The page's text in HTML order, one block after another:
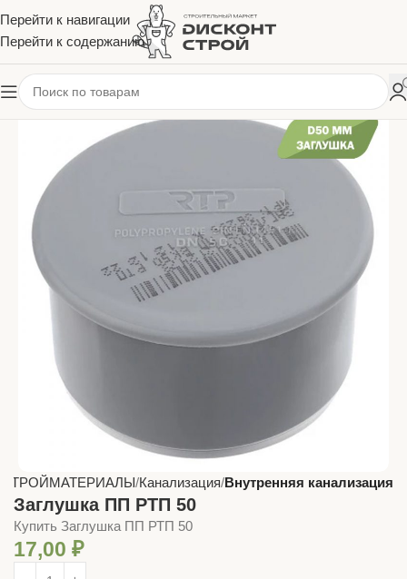
Перейти к навигации
Перейти к содержанию
СТРОЙМАТЕРИАЛЫ Канализация Внутренняя канализация
Заглушка ПП РТП 50
Купить Заглушка ПП РТП 50
17,00 ₽